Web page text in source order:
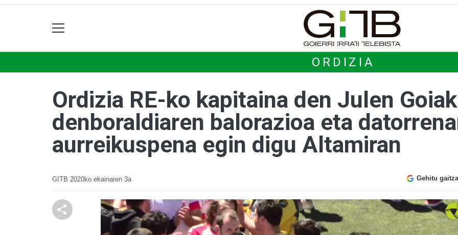
ORDIZIA
Ordizia RE-ko kapitaina den Julen
denboraldiaren balorazioa eta
aurreikuspena egin digu Altamiran
GITB 2020ko ekainaren 3a Gehitu